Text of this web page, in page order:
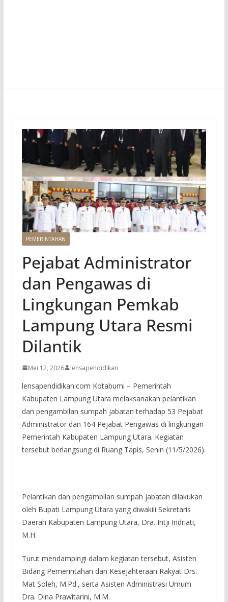
PEMERINTAHAN
Pejabat Administrator
dan Pengawas di
Lingkungan Pemkab
Lampung Utara Resmi
Dilantik
Mei 12, 2026 lensapendidikan
lensapendidikan.com Kotabumi – Pemerintah
Kabupaten Lampung Utara melaksanakan pelantikan
dan pengambilan sumpah jabatan terhadap 53 Pejabat
Administrator dan 164 Pejabat Pengawas di lingkungan
Pemerintah Kabupaten Lampung Utara. Kegiatan
tersebut berlangsung di Ruang Tapis, Senin (11/5/2026).
Pelantikan dan pengambilan sumpah jabatan dilakukan
oleh Bupati Lampung Utara yang diwakili Sekretaris
Daerah Kabupaten Lampung Utara, Dra. Intji Indriati,
M.H.
Turut mendampingi dalam kegiatan tersebut, Asisten
Bidang Pemerintahan dan Kesejahteraan Rakyat Drs.
Mat Soleh, M.Pd., serta Asisten Administrasi Umum
Dra. Dina Prawitarini, M.M.